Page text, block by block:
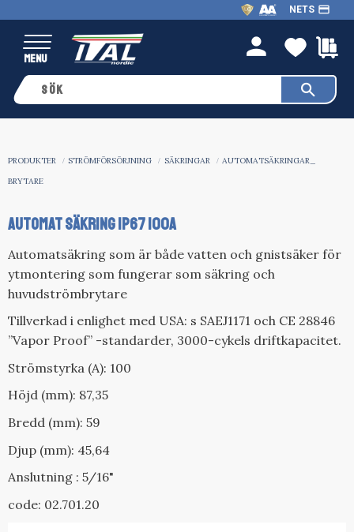
Meny
NETS payment
person
PRODUKTER STRÖMFÖRSÖRJNING SÄKRINGAR
AUTOMATSÄKRINGAR_
BRYTARE
AUTOMAT SÄKRING IP67 100A
Automatsäkring som är både vatten och gnistsäker för
ytmontering som fungerar som säkring och
huvudströmbrytare
Tillverkad i enlighet med USA: s SAEJ1171 och CE 28846
”Vapor Proof” -standarder, 3000-cykels driftkapacitet.
Strömstyrka (A): 100
Höjd (mm): 87,35
Bredd (mm): 59
Djup (mm): 45,64
Anslutning : 5/16"
code: 02.701.20